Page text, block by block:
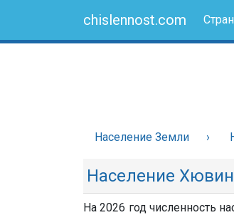
chislennost.com
Население Земли
Население
На 2026 год численность